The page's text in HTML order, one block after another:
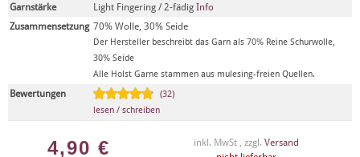
Garnstärke
Light Fingering / 2-fädig Info
Zusammensetzung 70% Wolle, 30% Seide
Der Hersteller beschreibt das Garn als 70% Reine Schurwolle,
30% Seide
Alle Holst Garne stammen aus mulesing-freien Quellen.
Bewertungen
(32)
lesen / schreiben
4,90 € inkl. MwSt , zzgl. Versand